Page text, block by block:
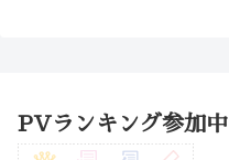
PVランキング参加中